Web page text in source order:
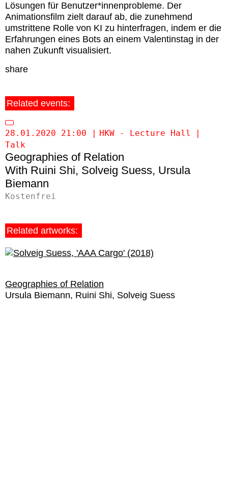
Lösungen für Benutzer*innenprobleme. Der
Animationsfilm zielt darauf ab, die zunehmend
umstrittene Rolle von KI zu hinterfragen, indem er die
Erfahrungen eines Bots an einem Valentinstag in der
nahen Zukunft visualisiert.
share
Related events:
28.01.2020 21:00
HKW - Lecture Hall
Talk
Geographies of Relation
Ruini Shi Solveig Suess Ursula
Biemann
Kostenfrei
Related artworks:
Geographies of Relation
Ursula Biemann Ruini Shi Solveig Suess